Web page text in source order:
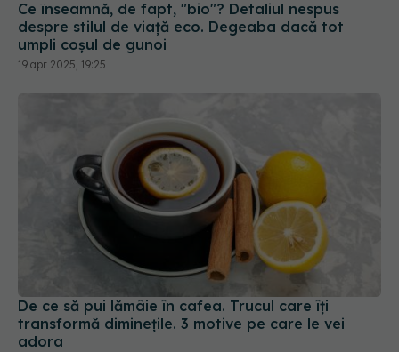
Ce înseamnă, de fapt, "bio"? Detaliul nespus
despre stilul de viață eco. Degeaba dacă tot
umpli coșul de gunoi
19 apr 2025, 19:25
De ce să pui lămâie în cafea. Trucul care îți
transformă diminețile. 3 motive pe care le vei
adora